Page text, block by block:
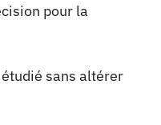
pour la
sans altérer